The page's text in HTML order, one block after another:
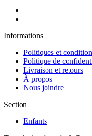
Informations
Politiques et
Politique de
Livraison et retours
À propos
Nous joindre
Section
Enfants